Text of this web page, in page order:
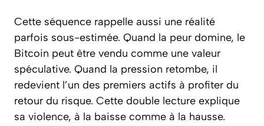
Cette séquence rappelle aussi une réalité
parfois sous-estimée. Quand la peur domine, le
Bitcoin peut être vendu comme une valeur
spéculative. Quand la pression retombe, il
redevient l’un des premiers actifs à profiter du
retour du risque. Cette double lecture explique
sa violence, à la baisse comme à la hausse.